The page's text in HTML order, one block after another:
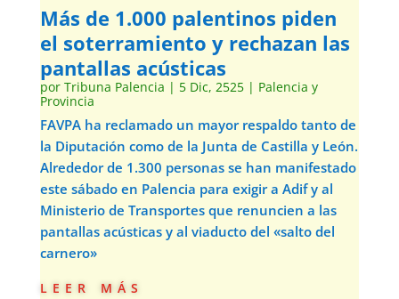
Más de 1.000 palentinos piden
el soterramiento y rechazan las
pantallas acústicas
por Tribuna Palencia | 5 Dic, 2525| Palencia y
Provincia
FAVPA ha reclamado un mayor respaldo tanto de
la Diputación como de la Junta de Castilla y León.
Alrededor de 1.300 personas se han manifestado
este sábado en Palencia para exigir a Adif y al
Ministerio de Transportes que renuncien a las
pantallas acústicas y al viaducto del «salto del
carnero»
leer más